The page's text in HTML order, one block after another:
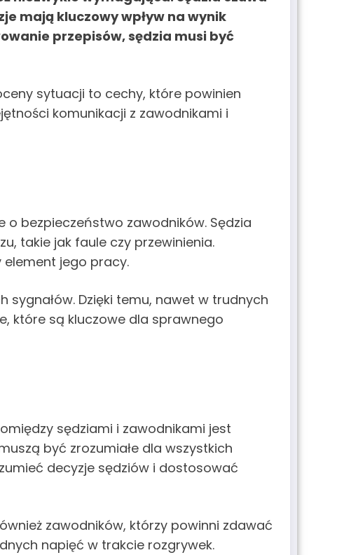
mają kluczowy wpływ na wynik
przepisów, sędzia musi być
sytuacji to cechy, które powinien
komunikacji z zawodnikami i
bezpieczeństwo zawodników. Sędzia
takie jak faule czy przewinienia.
jego pracy.
Dzięki temu, nawet w trudnych
które są kluczowe dla sprawnego
sędziami i zawodnikami jest
być zrozumiałe dla wszystkich
decyzje sędziów i dostosować
zawodników, którzy powinni zdawać
napięć w trakcie rozgrywek.